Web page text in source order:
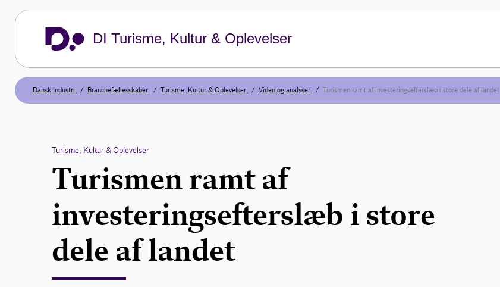
DI Turisme, Kultur & Oplevelser
Dansk Industri Branchefællesskaber Turisme, Kultur & Oplevelser Viden og analyser Turismen ramt af investeringsefterslæb i store dele af landet
Turisme, Kultur & Oplevelser
Turismen ramt af
investeringsefterslæb i store
dele af landet